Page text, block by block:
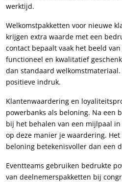
werktijd.
Welkomstpakketten voor nieuwe
krijgen extra waarde met een
contact bepaalt vaak het beeld
functioneel en kwalitatief
dan standaard
positieve indruk.
Klantenwaardering en
powerbanks als beloning. Na een
bij het behalen van een mijlpaal
op deze manier je waardering.
beloning betekenisvoller dan een
Eventteams gebruiken bedrukte
van deelnemerspakketten bij